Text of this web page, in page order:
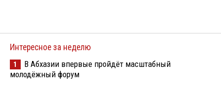
Интересное за неделю
1
В Абхазии впервые пройдёт масштабный
молодёжный форум